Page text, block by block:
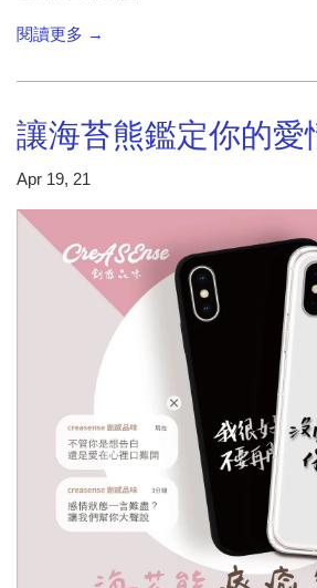
閱讀更多 →
讓海苔熊鑑定你的愛
Apr 19, 21